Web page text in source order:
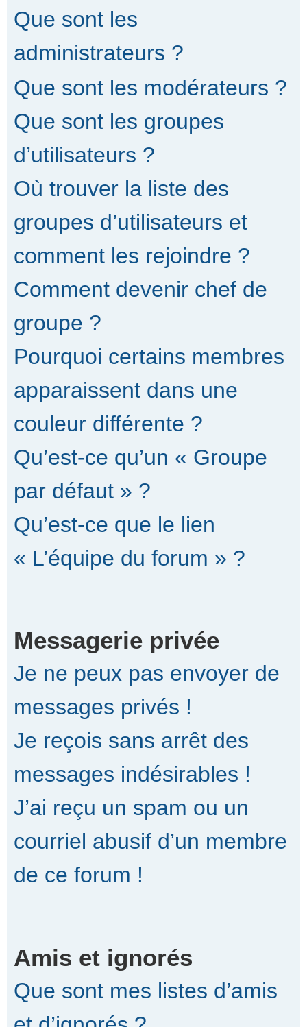
Que sont les
administrateurs ?
Que sont les modérateurs ?
Que sont les groupes
d’utilisateurs ?
Où trouver la liste des
groupes d’utilisateurs et
comment les rejoindre ?
Comment devenir chef de
groupe ?
Pourquoi certains membres
apparaissent dans une
couleur différente ?
Qu’est-ce qu’un « Groupe
par défaut » ?
Qu’est-ce que le lien
« L’équipe du forum » ?
Messagerie privée
Je ne peux pas envoyer de
messages privés !
Je reçois sans arrêt des
messages indésirables !
J’ai reçu un spam ou un
courriel abusif d’un membre
de ce forum !
Amis et ignorés
Que sont mes listes d’amis